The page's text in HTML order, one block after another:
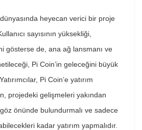
heyecan verici bir proje
sayısının yüksekliği,
gösterse de, ana ağ lansmanı ve
Pi Coin’in geleceğini büyük
Pi Coin’e yatırım
projedeki gelişmeleri yakından
önünde bulundurmalı ve sadece
kadar yatırım yapmalıdır.